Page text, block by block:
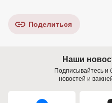
Поделиться
Наши
Подписывайтесь и
новостей и